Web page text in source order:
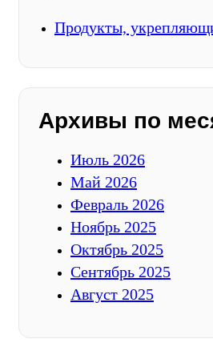
Продукты,
Архивы по
Июль 2026
Май 2026
Февраль 2026
Ноябрь 2025
Октябрь 2025
Сентябрь 2025
Август 2025